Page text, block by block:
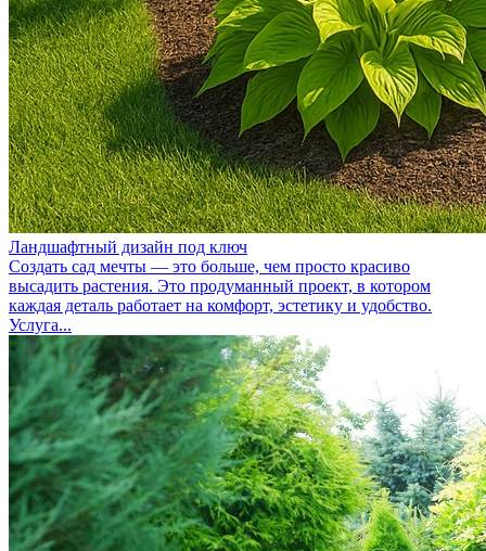
Ландшафтный дизайн под ключ
Создать сад мечты — это больше, чем просто красиво
высадить растения. Это продуманный проект, в котором
каждая деталь работает на комфорт, эстетику и удобство.
Услуга...